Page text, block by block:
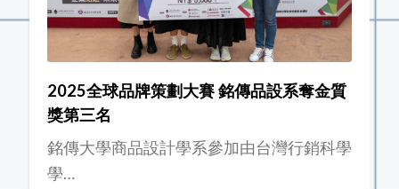
2025全球品牌策劃大賽 銘傳品設系奪金質
獎第三名
銘傳大學商品設計學系參加由台灣行銷科學
學…